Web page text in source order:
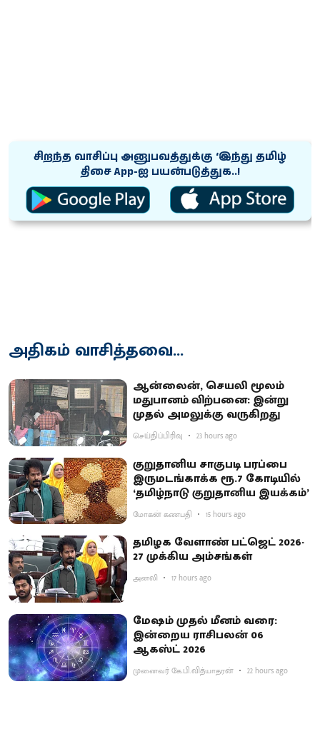
சிறந்த வாசிப்பு அனுபவத்துக்கு ‘இந்து தமிழ்
திசை App-ஐ பயன்படுத்துக..!
அதிகம் வாசித்தவை...
ஆன்லைன், செயலி மூலம்
மதுபானம் விற்பனை: இன்று
முதல் அமலுக்கு வருகிறது
செய்திப்பிரிவு 23 hours ago
குறுதானிய சாகுபடி பரப்பை
இருமடங்காக்க ரூ.7 கோடியில்
‘தமிழ்நாடு குறுதானிய இயக்கம்’
மோகன் கணபதி 15 hours ago
தமிழக வேளாண் பட்ஜெட் 2026-
27 முக்கிய அம்சங்கள்
அனலி 17 hours ago
மேஷம் முதல் மீனம் வரை:
இன்றைய ராசிபலன் 06
ஆகஸ்ட் 2026
முனைவர் கே.பி.வித்யாதரன் 22 hours ago